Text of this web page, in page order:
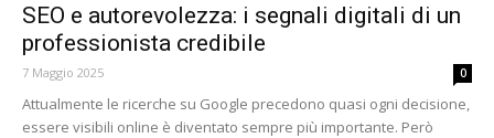
SEO e autorevolezza: i segnali digitali di un
professionista credibile
7 Maggio 2025 0
Attualmente le ricerche su Google precedono quasi ogni decisione,
essere visibili online è diventato sempre più importante. Però